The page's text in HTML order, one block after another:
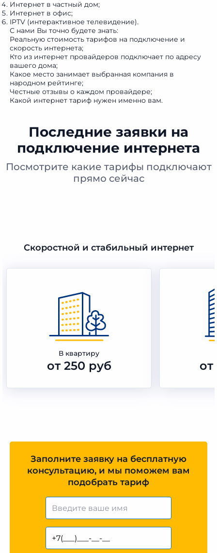
Интернет в частный дом;
Интернет в офис;
IPTV (интерактивное телевидение).
С нами Вы точно будете знать:
Реальную стоимость тарифов на подключение и
скорость интернета;
Кто из интернет провайдеров подключает по адресу
вашего дома;
Какое место занимает выбранная компания в
народном рейтинге;
Честные отзывы о каждом провайдере;
Какой интернет тариф нужен именно вам.
Последние заявки на
подключение интернета
Посмотрите какие тарифы подключают
прямо сейчас
Скоростной и стабильный интернет
В квартиру
от 250 руб
Заполните заявку на бесплатную
консультацию, и мы поможем вам
подобрать тариф